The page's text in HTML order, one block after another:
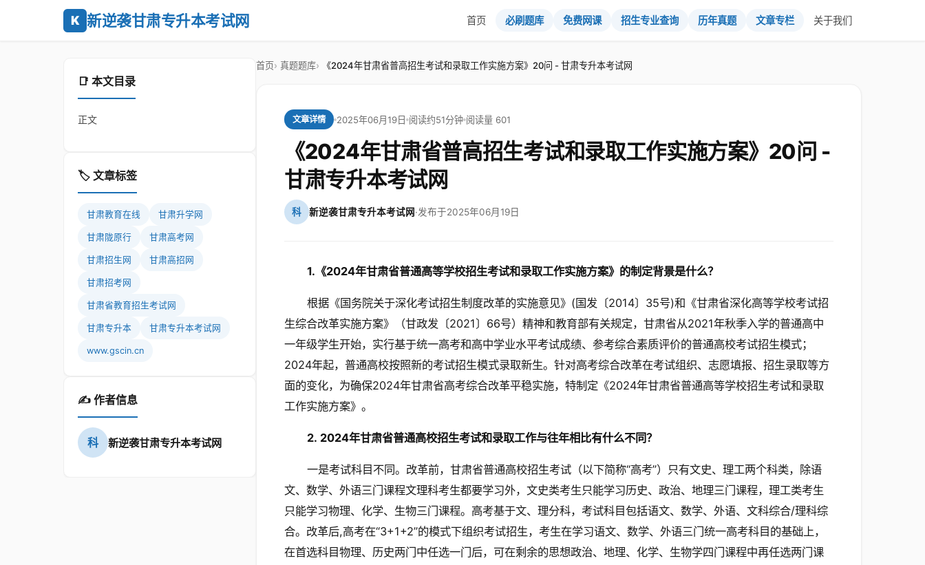
K 新逆袭甘肃专升本考试网 首页 必刷题库 免费网课 招生专业查询 历年真题 文章专栏 关于我们
📑 本文目录
正文
🏷️ 文章标签
甘肃教育在线 甘肃升学网
甘肃陇原行 甘肃高考网
甘肃招生网 甘肃高招网
甘肃招考网
甘肃省教育招生考试网
甘肃专升本 甘肃专升本考试网
www.gscin.cn
✍️ 作者信息
科 新逆袭甘肃专升本考试网
首页 真题题库 《2024年甘肃省普高招生考试和录取工作实施方案》20问 - 甘肃专升本考试网
文章详情 2025年06月19日 阅读约51分钟 阅读量 601
《2024年甘肃省普高招生考试和录取工作实施方案》20问 -
甘肃专升本考试网
科 新逆袭甘肃专升本考试网·发布于2025年06月19日
1. 《2024年甘肃省普通高等学校招生考试和录取工作实施方案》的制定背景是什么？
根据《国务院关于深化考试招生制度改革的实施意见》(国发〔2014〕35号)和《甘肃省深化高等学校考试招
生综合改革实施方案》（甘政发〔2021〕66号）精神和教育部有关规定，甘肃省从2021年秋季入学的普通高中
一年级学生开始，实行基于统一高考和高中学业水平考试成绩、参考综合素质评价的普通高校考试招生模式；
2024年起，普通高校按照新的考试招生模式录取新生。针对高考综合改革在考试组织、志愿填报、招生录取等方
面的变化，为确保2024年甘肃省高考综合改革平稳实施，特制定《2024年甘肃省普通高等学校招生考试和录取
工作实施方案》。
2. 2024年甘肃省普通高校招生考试和录取工作与往年相比有什么不同？
一是考试科目不同。改革前，甘肃省普通高校招生考试（以下简称“高考”）只有文史、理工两个科类，除语
文、数学、外语三门课程文理科考生都要学习外，文史类考生只能学习历史、政治、地理三门课程，理工类考生
只能学习物理、化学、生物三门课程。高考基于文、理分科，考试科目包括语文、数学、外语、文科综合/理科综
合。改革后,高考在“3+1+2”的模式下组织考试招生，考生在学习语文、数学、外语三门统一高考科目的基础上，
在首选科目物理、历史两门中任选一门后，可在剩余的思想政治、地理、化学、生物学四门课程中再任选两门课